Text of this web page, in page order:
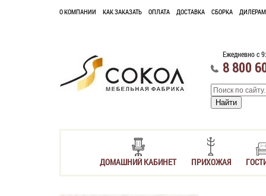
О КОМПАНИИ КАК ЗАКАЗАТЬ ОПЛАТА ДОСТАВКА СБОРКА ДИЛЕРАМ
Ежедневно с
8 800
ДОМАШНИЙ КАБИНЕТ ПРИХОЖАЯ